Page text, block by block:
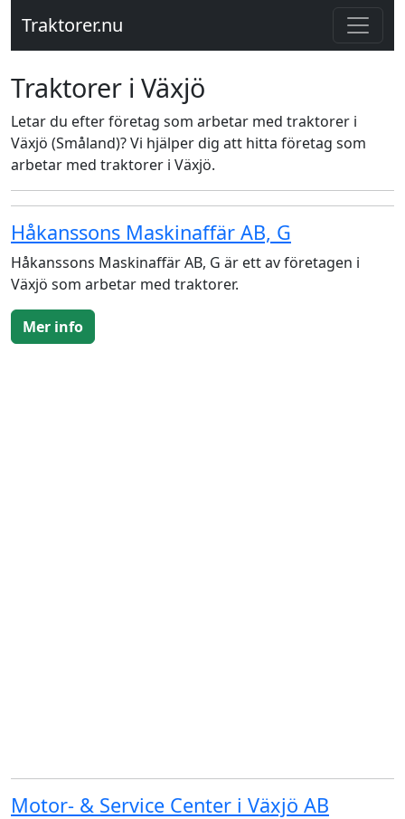
Traktorer.nu
Traktorer i Växjö
Letar du efter företag som arbetar med traktorer i
Växjö (Småland)? Vi hjälper dig att hitta företag som
arbetar med traktorer i Växjö.
Håkanssons Maskinaffär AB, G
Håkanssons Maskinaffär AB, G är ett av företagen i
Växjö som arbetar med traktorer.
Mer info
Motor- & Service Center i Växjö AB